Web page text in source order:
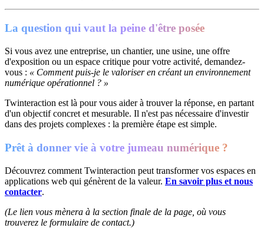
La question qui vaut la peine d'être posée
Si vous avez une entreprise, un chantier, une usine, une offre
d'exposition ou un espace critique pour votre activité, demandez-
vous : « Comment puis-je le valoriser en créant un environnement
numérique opérationnel ? »
Twinteraction est là pour vous aider à trouver la réponse, en partant
d'un objectif concret et mesurable. Il n'est pas nécessaire d'investir
dans des projets complexes : la première étape est simple.
Prêt à donner vie à votre jumeau numérique ?
Découvrez comment Twinteraction peut transformer vos espaces en
applications web qui génèrent de la valeur. En savoir plus et nous
contacter.
(Le lien vous mènera à la section finale de la page, où vous
trouverez le formulaire de contact.)